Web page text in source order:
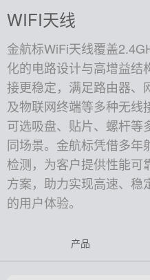
WIFI天线
金航标WiFi天线覆盖
化的电路设计与高增益结
接更稳定，满足路由器、
及物联网终端等多种无线
可选吸盘、贴片、螺杆等
同场景。金航标凭借多年
检测，为客户提供性能可
方案，助力实现高速、稳
的用户体验。
产品